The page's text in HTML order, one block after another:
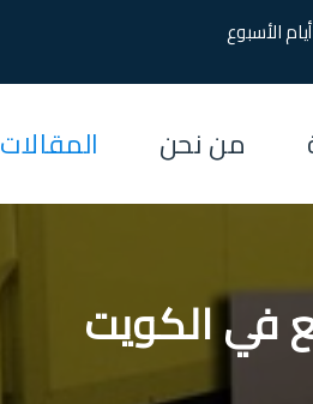
الأسبوع
من نحن المقالات
الكويت